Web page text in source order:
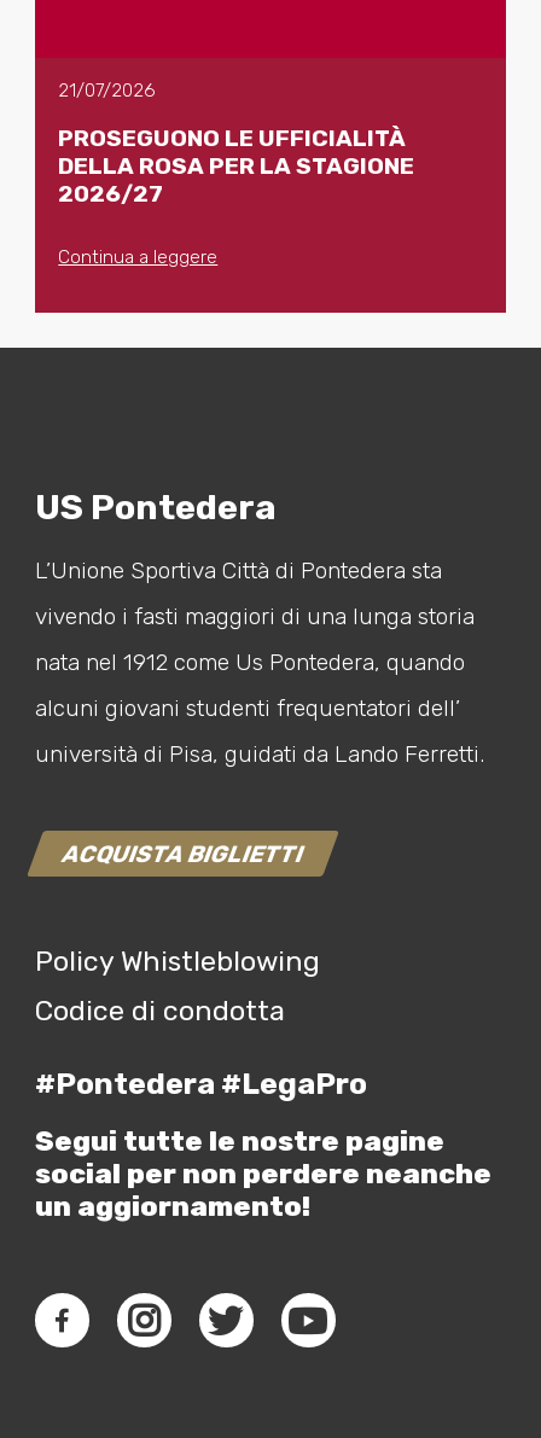
21/07/2026
PROSEGUONO LE UFFICIALITÀ
DELLA ROSA PER LA STAGIONE
2026/27
Continua a leggere
US Pontedera
L’Unione Sportiva Città di Pontedera sta
vivendo i fasti maggiori di una lunga storia
nata nel 1912 come Us Pontedera, quando
alcuni giovani studenti frequentatori dell’
università di Pisa, guidati da Lando Ferretti.
ACQUISTA BIGLIETTI
Policy Whistleblowing
Codice di condotta
#Pontedera #LegaPro
Segui tutte le nostre pagine
social per non perdere neanche
un aggiornamento!